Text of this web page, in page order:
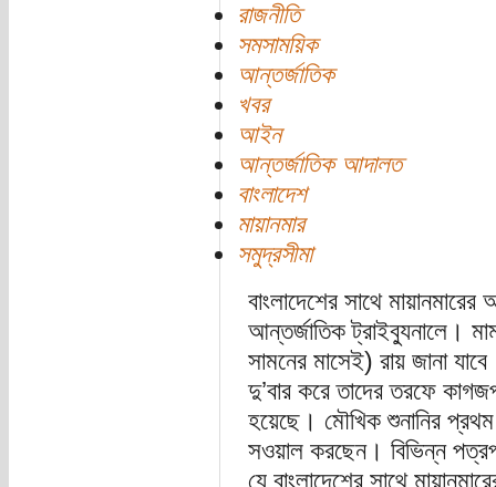
রাজনীতি
সমসাময়িক
আন্তর্জাতিক
খবর
আইন
আন্তর্জাতিক আদালত
বাংলাদেশ
মায়ানমার
সমুদ্রসীমা
বাংলাদেশের সাথে
আন্তর্জাতিক ট্রাইব্যুনালে।
সামনের মাসেই) রায় জানা
দু’বার করে তাদের তরফে
হয়েছে। মৌখিক শুনানির প্রথম
সওয়াল করছেন। বিভিন্ন
যে বাংলাদেশের সাথে